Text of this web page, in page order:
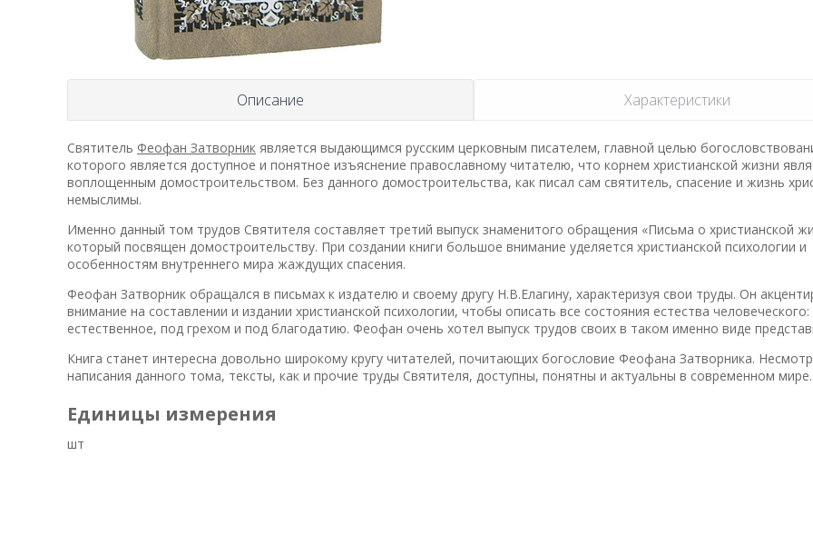
Описание Характеристики
Святитель Феофан Затворник является выдающимся русским церковным писателем, главной целью
которого является доступное и понятное изъяснение православному читателю, что корнем христианской жизни
воплощенным домостроительством. Без данного домостроительства, как писал сам святитель, спасение и жизнь
немыслимы.
Именно данный том трудов Святителя составляет третий выпуск знаменитого обращения «Письма о христианской
который посвящен домостроительству. При создании книги большое внимание уделяется христианской психологии и
особенностям внутреннего мира жаждущих спасения.
Феофан Затворник обращался в письмах к издателю и своему другу Н.В.Елагину, характеризуя свои труды. Он
внимание на составлении и издании христианской психологии, чтобы описать все состояния естества человеческого:
естественное, под грехом и под благодатию. Феофан очень хотел выпуск трудов своих в таком именно виде
Книга станет интересна довольно широкому кругу читателей, почитающих богословие Феофана Затворника.
написания данного тома, тексты, как и прочие труды Святителя, доступны, понятны и актуальны в современном мире.
Единицы измерения
шт